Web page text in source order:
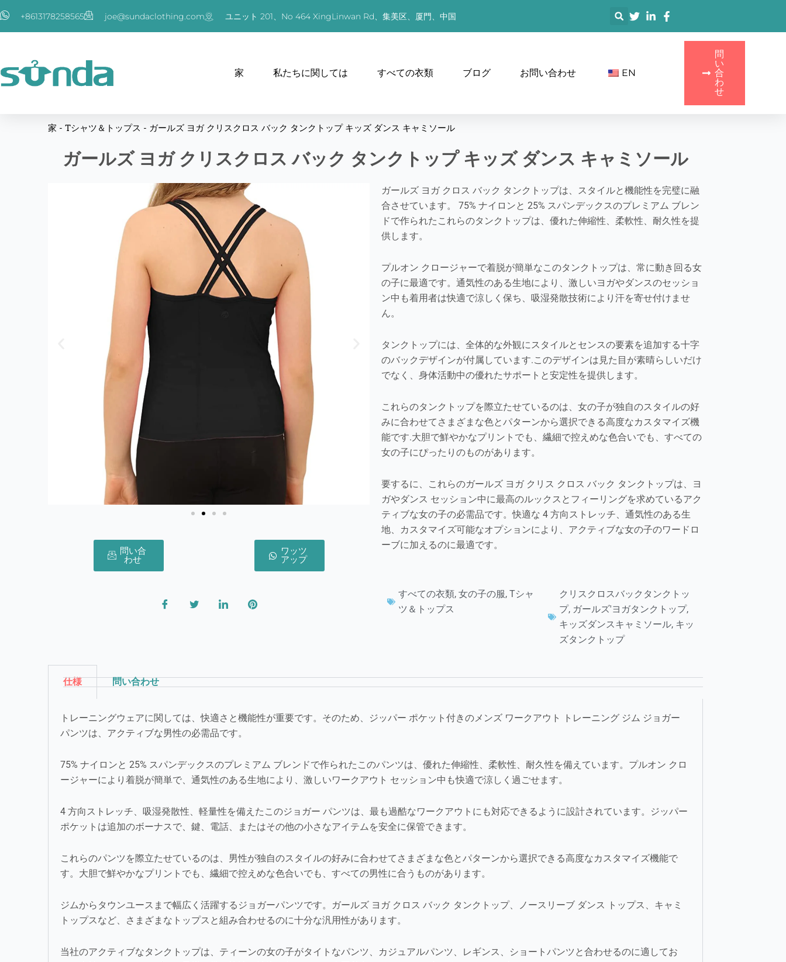
容
キ
ッ
+8613178258565 joe@sundaclothing.com ユニット 201、No 464 XingLinwan Rd、集美区、厦門、中国 搜
索
家 私たちに関しては すべての衣類 ブログ お問い合わせ EN
問
い
合
わ
せ
家 - Tシャツ＆トップス - ガールズ ヨガ クリスクロス バック タンクトップ キッズ ダンス キャミソール
ガールズ ヨガ クリスクロス バック タンクトップ キッズ ダンス キャミソール
問い合
わせ
ワッツ
アップ
ガールズ ヨガ クロス バック タンクトップは、スタイルと機能性を完璧に融
合させています。 75% ナイロンと 25% スパンデックスのプレミアム ブレン
ドで作られたこれらのタンクトップは、優れた伸縮性、柔軟性、耐久性を提
供します。
プルオン クロージャーで着脱が簡単なこのタンクトップは、常に動き回る女
の子に最適です。通気性のある生地により、激しいヨガやダンスのセッショ
ン中も着用者は快適で涼しく保ち、吸湿発散技術により汗を寄せ付けませ
ん。
タンクトップには、全体的な外観にスタイルとセンスの要素を追加する十字
のバックデザインが付属しています.このデザインは見た目が素晴らしいだけ
でなく、身体活動中の優れたサポートと安定性を提供します。
これらのタンクトップを際立たせているのは、女の子が独自のスタイルの好
みに合わせてさまざまな色とパターンから選択できる高度なカスタマイズ機
能です.大胆で鮮やかなプリントでも、繊細で控えめな色合いでも、すべての
女の子にぴったりのものがあります。
要するに、これらのガールズ ヨガ クリス クロス バック タンクトップは、ヨ
ガやダンス セッション中に最高のルックスとフィーリングを求めているアク
ティブな女の子の必需品です。快適な 4 方向ストレッチ、通気性のある生
地、カスタマイズ可能なオプションにより、アクティブな女の子のワードロ
ーブに加えるのに最適です。
すべての衣類, 女の子の服, Tシャ
ツ＆トップス
クリスクロスバックタンクトッ
プ, ガールズ'ヨガタンクトップ,
キッズダンスキャミソール, キッ
ズタンクトップ
仕様 問い合わせ
トレーニングウェアに関しては、快適さと機能性が重要です。そのため、ジッパー ポケット付きのメンズ ワークアウト トレーニング ジム ジョガー
パンツは、アクティブな男性の必需品です。
75% ナイロンと 25% スパンデックスのプレミアム ブレンドで作られたこのパンツは、優れた伸縮性、柔軟性、耐久性を備えています。プルオン クロ
ージャーにより着脱が簡単で、通気性のある生地により、激しいワークアウト セッション中も快適で涼しく過ごせます。
4 方向ストレッチ、吸湿発散性、軽量性を備えたこのジョガー パンツは、最も過酷なワークアウトにも対応できるように設計されています。ジッパー
ポケットは追加のボーナスで、鍵、電話、またはその他の小さなアイテムを安全に保管できます。
これらのパンツを際立たせているのは、男性が独自のスタイルの好みに合わせてさまざまな色とパターンから選択できる高度なカスタマイズ機能で
す。大胆で鮮やかなプリントでも、繊細で控えめな色合いでも、すべての男性に合うものがあります。
ジムからタウンユースまで幅広く活躍するジョガーパンツです。ガールズ ヨガ クロス バック タンクトップ、ノースリーブ ダンス トップス、キャミ
トップスなど、さまざまなトップスと組み合わせるのに十分な汎用性があります。
当社のアクティブなタンクトップは、ティーンの女の子がタイトなパンツ、カジュアルパンツ、レギンス、ショートパンツと合わせるのに適してお